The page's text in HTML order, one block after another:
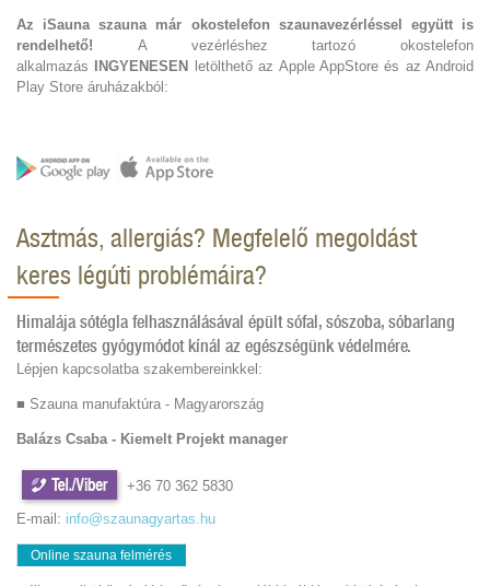
Az iSauna szauna már okostelefon szaunavezérléssel együtt is
rendelhető! A vezérléshez tartozó okostelefon
alkalmazás
INGYENESEN
letölthető az Apple AppStore és az Android
Play Store áruházakból:
Asztmás, allergiás? Megfelelő megoldást
keres légúti problémáira?
Himalája sótégla felhasználásával épült sófal, sószoba, sóbarlang
természetes gyógymódot kínál az egészségünk védelmére.
Lépjen kapcsolatba szakembereinkkel:
■ Szauna manufaktúra - Magyarország
Balázs Csaba - Kiemelt Projekt manager
+36 70 362 5830
E-mail: info@szaunagyartas.hu
Online szauna felmérés